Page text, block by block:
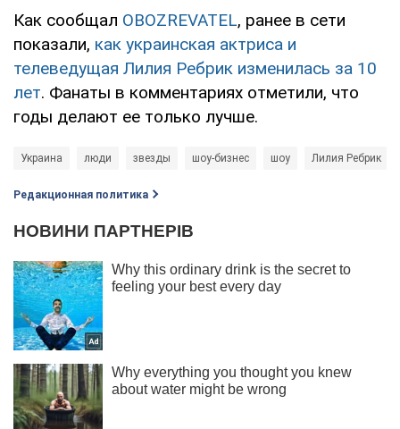
Как сообщал OBOZREVATEL, ранее в сети
показали, как украинская актриса и
телеведущая Лилия Ребрик изменилась за 10
лет. Фанаты в комментариях отметили, что
годы делают ее только лучше.
Украина люди звезды шоу-бизнес шоу Лилия Ребрик
Редакционная политика